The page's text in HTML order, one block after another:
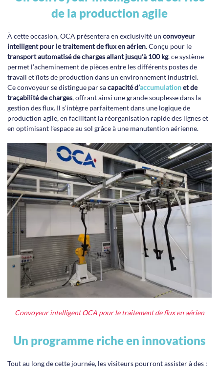
de la production agile
À cette occasion, OCA présentera en exclusivité un convoyeur
intelligent pour le traitement de flux en aérien. Conçu pour le
transport automatisé de charges allant jusqu’à 100 kg, ce système
permet l’acheminement de pièces entre les différents postes de
travail et îlots de production dans un environnement industriel.
Ce convoyeur se distingue par sacapacité d’accumulationet de
traçabilité de charges, offrant ainsi une grande souplesse dans la
gestion des flux. Il s’intègre parfaitement dans une logique de
production agile, en facilitant la réorganisation rapide des lignes et
en optimisant l’espace au sol grâce à une manutention aérienne.
Convoyeur intelligent OCA pour le traitement de flux en aérien
Un programme riche en innovations
Tout au long de cette journée, les visiteurs pourront assister à des :